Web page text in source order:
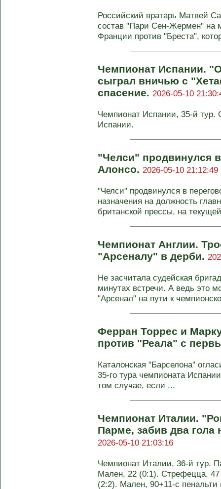
Российский вратарь Матвей
состав "Пари Сен-Жермен" на
Франции против "Бреста",
Чемпионат Испании.
сыграл вничью с
спасение. 2026-05-10
Чемпионат Испании, 35-й
Испании.
"Челси" продвинулся
Алонсо. 2026-05-10 21:12:49
"Челси" продвинулся в
назначения на должность
британской прессы, на
Чемпионат Англии.
"Арсеналу" в дерби.
Не засчитала судейская
минутах встречи. А ведь это
"Арсенал" на пути к
Ферран Торрес и
против "Реала" с
Каталонская "Барселона"
35‑го тура чемпионата
том случае, если ...
Чемпионат Италии.
Парме, забив два гола
2026-05-10 21:03:16
Чемпионат Италии, 36-й тур.
Мален, 22 (0:1). Стрефецца,
(2:2). Мален, 90+11-с